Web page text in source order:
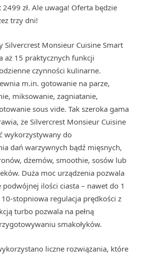
2499 zł. Ale uwaga! Oferta będzie
trzy dni!
Silvercrest Monsieur Cuisine Smart
aż 15 praktycznych funkcji
czynności kulinarne.
m.in. gotowanie na parze,
miksowanie, zagniatanie,
sous vide. Tak szeroka gama
że Silvercrest Monsieur Cuisine
wykorzystywany do
dań warzywnych bądź mięsnych,
dżemów, smoothie, sosów lub
Duża moc urządzenia pozwala
ilości ciasta – nawet do 1
stopniowa regulacja prędkości z
turbo pozwala na pełną
smakołyków.
liczne rozwiązania, które